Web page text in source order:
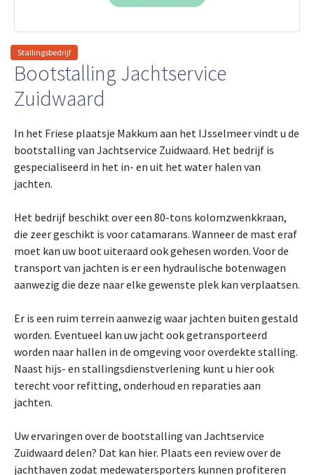
Stallingsbedrijf
Bootstalling Jachtservice
Zuidwaard
In het Friese plaatsje Makkum aan het IJsselmeer vindt u de
bootstalling van Jachtservice Zuidwaard. Het bedrijf is
gespecialiseerd in het in- en uit het water halen van
jachten.
Het bedrijf beschikt over een 80-tons kolomzwenkkraan,
die zeer geschikt is voor catamarans. Wanneer de mast eraf
moet kan uw boot uiteraard ook gehesen worden. Voor de
transport van jachten is er een hydraulische botenwagen
aanwezig die deze naar elke gewenste plek kan verplaatsen.
Er is een ruim terrein aanwezig waar jachten buiten gestald
worden. Eventueel kan uw jacht ook getransporteerd
worden naar hallen in de omgeving voor overdekte stalling.
Naast hijs- en stallingsdienstverlening kunt u hier ook
terecht voor refitting, onderhoud en reparaties aan
jachten.
Uw ervaringen over de bootstalling van Jachtservice
Zuidwaard delen? Dat kan hier. Plaats een review over de
jachthaven zodat medewatersporters kunnen profiteren